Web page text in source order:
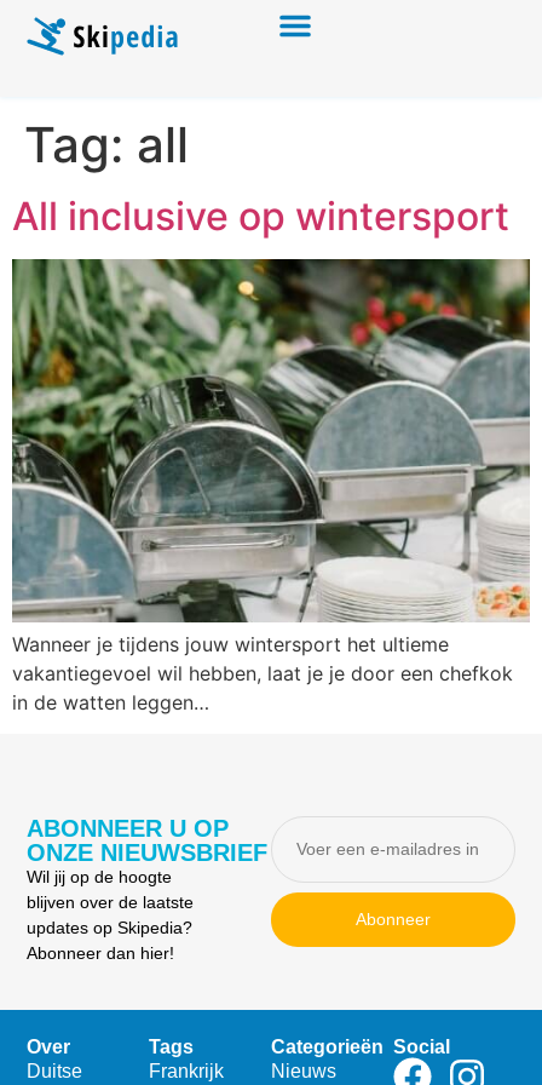
Tag: all
All inclusive op wintersport
Wanneer je tijdens jouw wintersport het ultieme
vakantiegevoel wil hebben, laat je je door een chefkok
in de watten leggen…
ABONNEER U OP
ONZE NIEUWSBRIEF
Wil jij op de hoogte
blijven over de laatste
updates op Skipedia?
Abonneer dan hier!
Abonneer
Over
Duitse
Tags
Frankrijk
Categorieën
Nieuws
Social